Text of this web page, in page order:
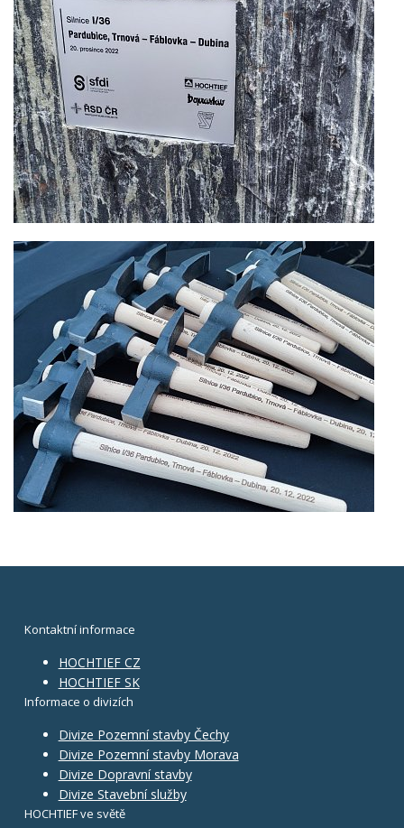
Kontaktní informace
HOCHTIEF CZ
HOCHTIEF SK
Informace o divizích
Divize Pozemní stavby Čechy
Divize Pozemní stavby Morava
Divize Dopravní stavby
Divize Stavební služby
HOCHTIEF ve světě